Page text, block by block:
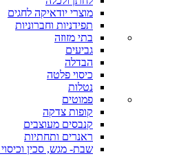
מוצרי יודאיקה לחגים
תפידניות וחברוניות
בתי מזוזה
גביעים
הבדלה
כיסוי פלטה
נטלות
פמוטים
קופות צדקה
קנבסים מעוצבים
ראנרים ותחתיות
שבת- מגש, סכין